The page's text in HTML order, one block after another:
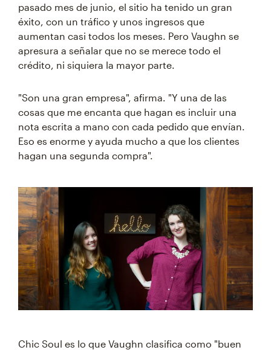
pasado mes de junio, el sitio ha tenido un gran
éxito, con un tráfico y unos ingresos que
aumentan casi todos los meses. Pero Vaughn se
apresura a señalar que no se merece todo el
crédito, ni siquiera la mayor parte.
"Son una gran empresa", afirma. "Y una de las
cosas que me encanta que hagan es incluir una
nota escrita a mano con cada pedido que envían.
Eso es enorme y ayuda mucho a que los clientes
hagan una segunda compra".
‍‍Chic Soul es lo que Vaughn clasifica como "buen